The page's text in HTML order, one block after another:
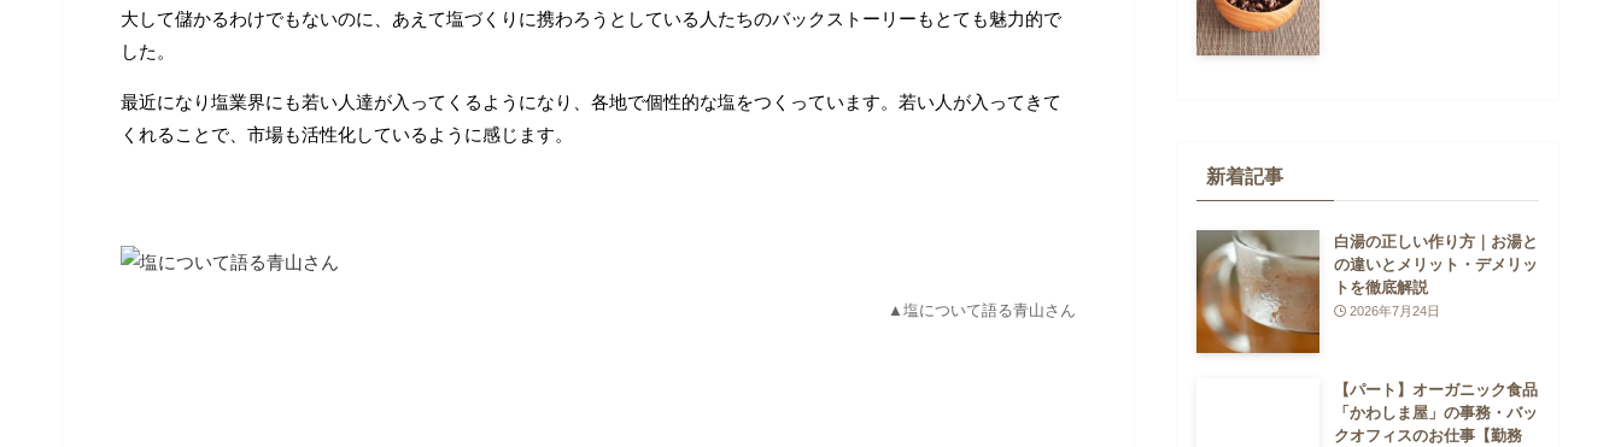
大して儲かるわけでもないのに、あえて塩づくりに携わろうとしている人たちのバックストーリーもとても魅力的で
した。
最近になり塩業界にも若い人達が入ってくるようになり、各地で個性的な塩をつくっています。若い人が入ってきて
くれることで、市場も活性化しているように感じます。
▲塩について語る青山さん
新着記事
白湯の正しい作り方｜お湯と
の違いとメリット・デメリッ
トを徹底解説
2026年7月24日
【パート】オーガニック食品
「かわしま屋」の事務・バッ
クオフィスのお仕事【勤務